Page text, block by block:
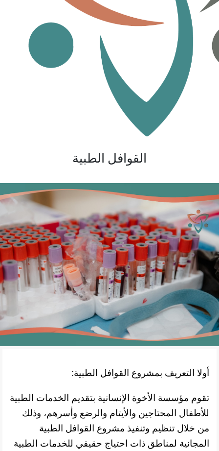
القوافل الطبية
أولا التعريف بمشروع القوافل الطبية:
تقوم مؤسسة الأخوة الإنسانية بتقديم الخدمات الطبية
للأطفال المحتاجين والأيتام والرضع وأسرهم، وذلك
من خلال تنظيم وتنفيذ مشروع القوافل الطبية
المجانية لمناطق ذات احتياج حقيقي للخدمات الطبية